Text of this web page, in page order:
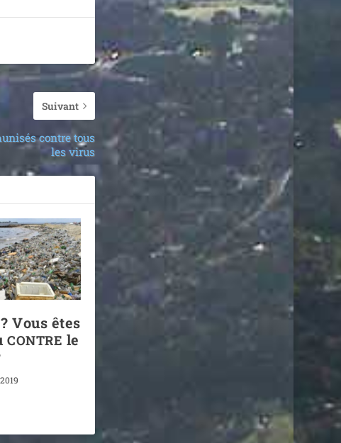
Suivant
contre tous
les virus
Vous êtes
CONTRE le